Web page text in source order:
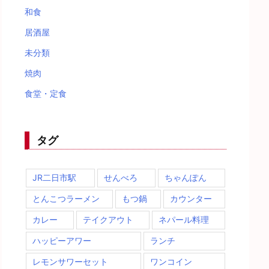
和食
居酒屋
未分類
焼肉
食堂・定食
タグ
JR二日市駅 せんべろ ちゃんぽん
とんこつラーメン もつ鍋 カウンター
カレー テイクアウト ネパール料理
ハッピーアワー ランチ
レモンサワーセット ワンコイン